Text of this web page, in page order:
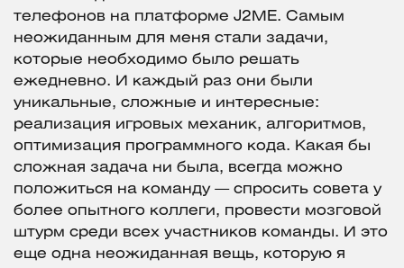
телефонов на платформе J2ME. Самым
неожиданным для меня стали задачи,
которые необходимо было решать
ежедневно. И каждый раз они были
уникальные, сложные и интересные:
реализация игровых механик, алгоритмов,
оптимизация программного кода. Какая бы
сложная задача ни была, всегда можно
положиться на команду — спросить совета у
более опытного коллеги, провести мозговой
штурм среди всех участников команды. И это
еще одна неожиданная вещь, которую я